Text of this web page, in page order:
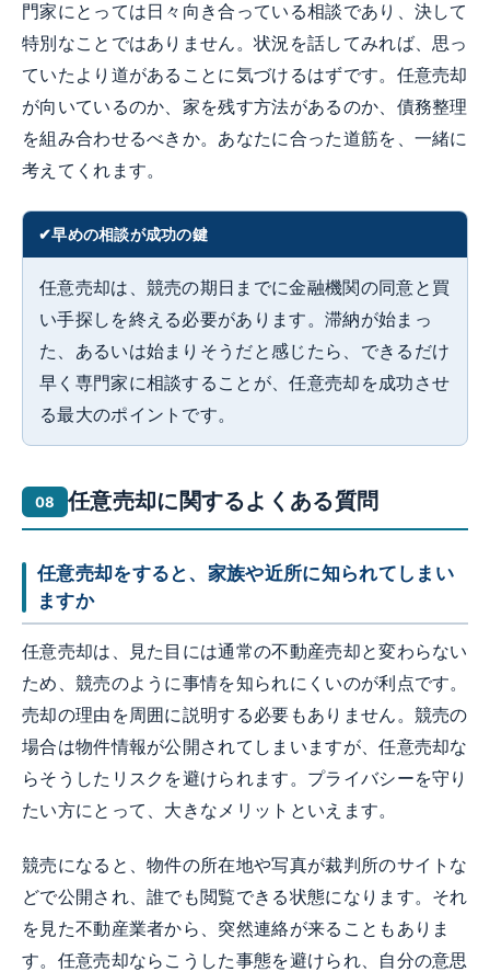
門家にとっては日々向き合っている相談であり、決して
特別なことではありません。状況を話してみれば、思っ
ていたより道があることに気づけるはずです。任意売却
が向いているのか、家を残す方法があるのか、債務整理
を組み合わせるべきか。あなたに合った道筋を、一緒に
考えてくれます。
早めの相談が成功の鍵
任意売却は、競売の期日までに金融機関の同意と買
い手探しを終える必要があります。滞納が始まっ
た、あるいは始まりそうだと感じたら、できるだけ
早く専門家に相談することが、任意売却を成功させ
る最大のポイントです。
任意売却に関するよくある質問
任意売却をすると、家族や近所に知られてしまい
ますか
任意売却は、見た目には通常の不動産売却と変わらない
ため、競売のように事情を知られにくいのが利点です。
売却の理由を周囲に説明する必要もありません。競売の
場合は物件情報が公開されてしまいますが、任意売却な
らそうしたリスクを避けられます。プライバシーを守り
たい方にとって、大きなメリットといえます。
競売になると、物件の所在地や写真が裁判所のサイトな
どで公開され、誰でも閲覧できる状態になります。それ
を見た不動産業者から、突然連絡が来ることもありま
す。任意売却ならこうした事態を避けられ、自分の意思